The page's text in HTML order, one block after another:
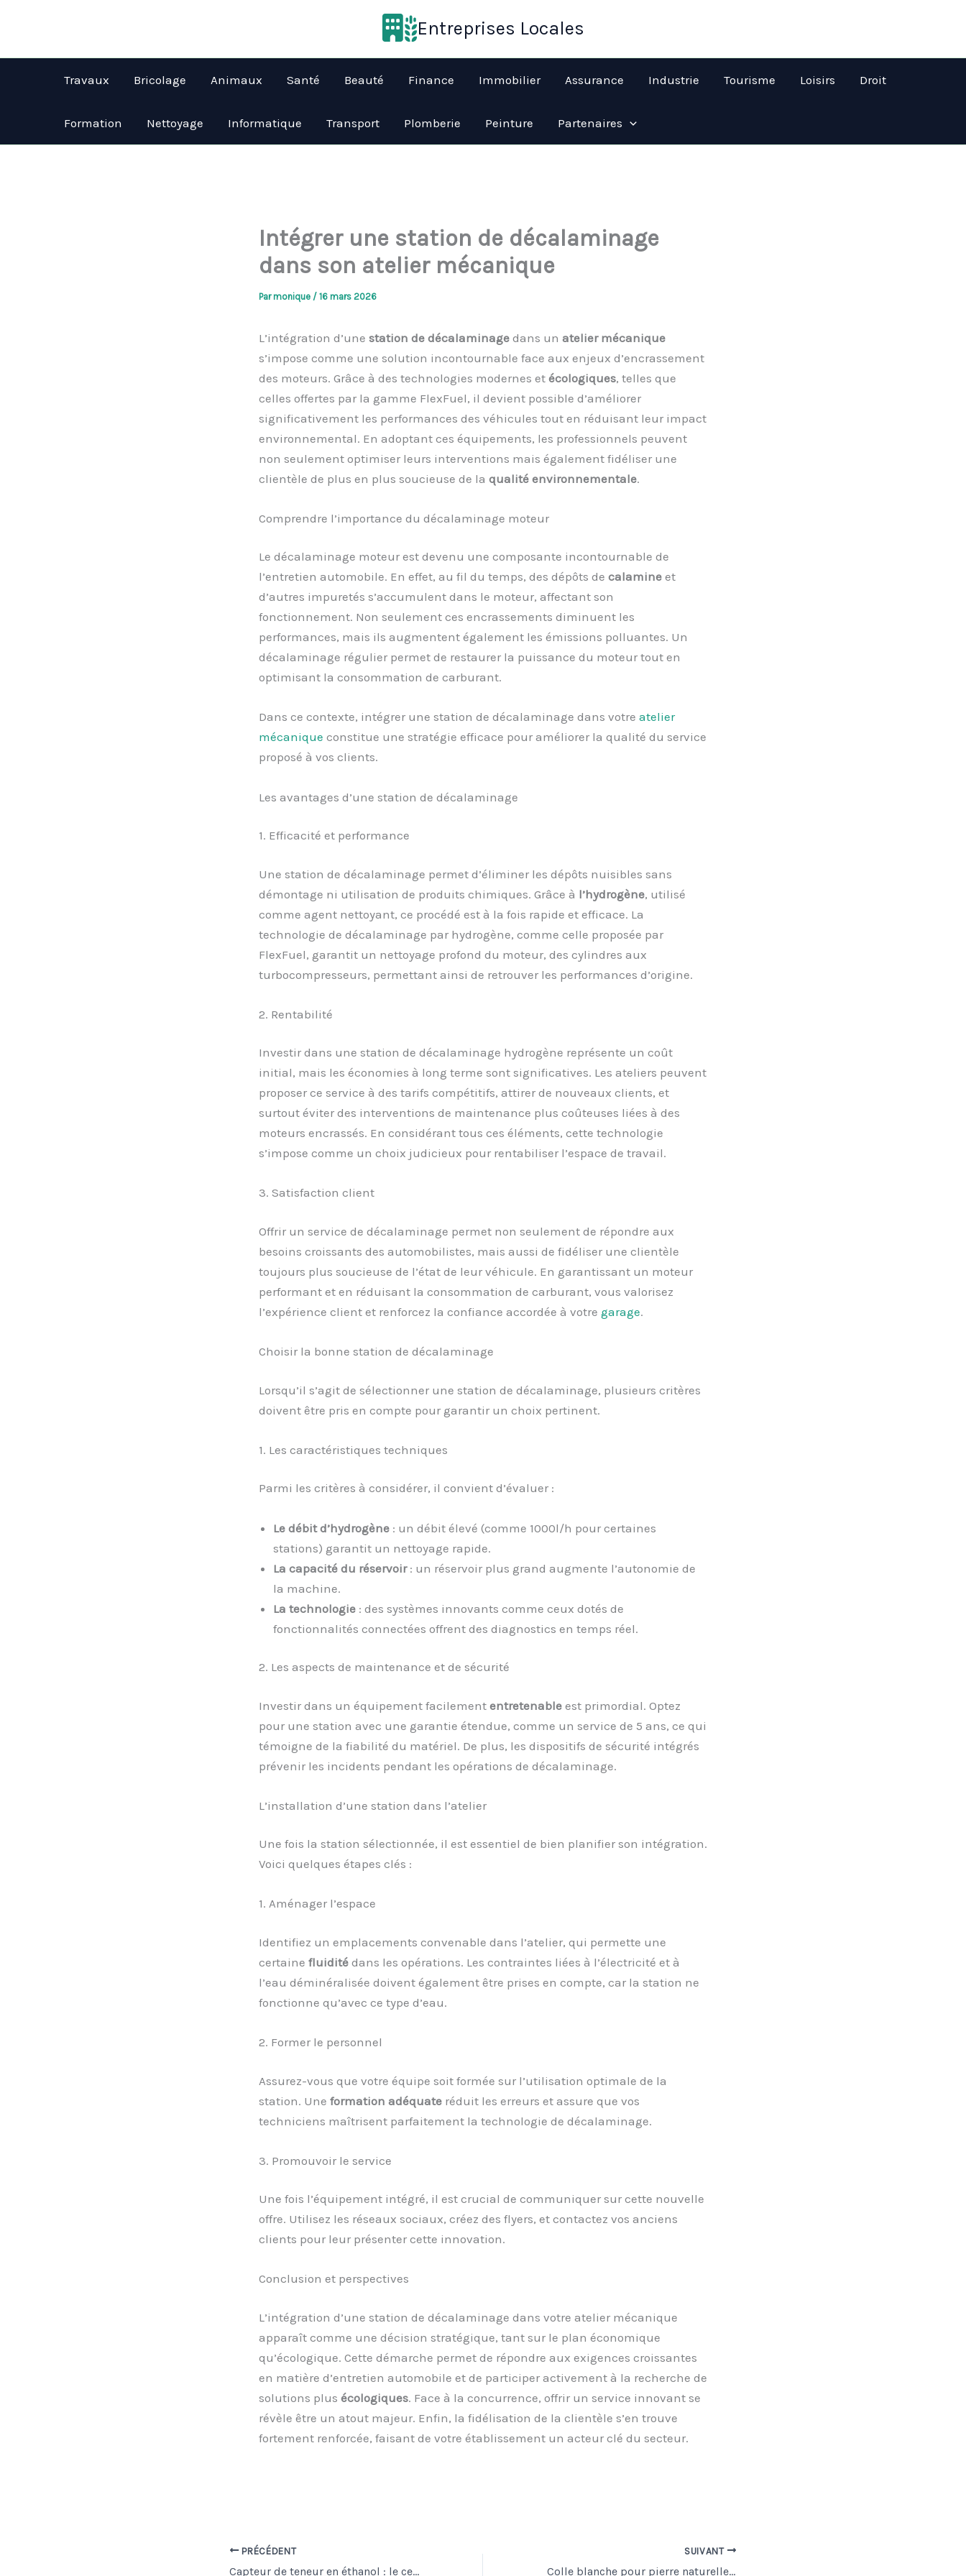
Entreprises Locales
Travaux Bricolage Animaux Santé Beauté Finance Immobilier Assurance Industrie Tourisme Loisirs Droit
Formation Nettoyage Informatique Transport Plomberie Peinture Partenaires
Intégrer une station de décalaminage
dans son atelier mécanique
Parmonique / 16 mars 2026
L’intégration d’une station de décalaminagedans un atelier mécanique
s’impose comme une solution incontournable face aux enjeux d’encrassement
des moteurs. Grâce à des technologies modernes et écologiques, telles que
celles offertes par la gamme FlexFuel, il devient possible d’améliorer
significativement les performances des véhicules tout en réduisant leur impact
environnemental. En adoptant ces équipements, les professionnels peuvent
non seulement optimiser leurs interventions mais également fidéliser une
clientèle de plus en plus soucieuse de la qualité environnementale.
Comprendre l’importance du décalaminage moteur
Le décalaminage moteur est devenu une composante incontournable de
l’entretien automobile. En effet, au fil du temps, des dépôts de calamineet
d’autres impuretés s’accumulent dans le moteur, affectant son
fonctionnement. Non seulement ces encrassements diminuent les
performances, mais ils augmentent également les émissions polluantes. Un
décalaminage régulier permet de restaurer la puissance du moteur tout en
optimisant la consommation de carburant.
Dans ce contexte, intégrer une station de décalaminage dans votre atelier
mécanique constitue une stratégie efficace pour améliorer la qualité du service
proposé à vos clients.
Les avantages d’une station de décalaminage
1. Efficacité et performance
Une station de décalaminage permet d’éliminer les dépôts nuisibles sans
démontage ni utilisation de produits chimiques. Grâce à l’hydrogène, utilisé
comme agent nettoyant, ce procédé est à la fois rapide et efficace. La
technologie de décalaminage par hydrogène, comme celle proposée par
FlexFuel, garantit un nettoyage profond du moteur, des cylindres aux
turbocompresseurs, permettant ainsi de retrouver les performances d’origine.
2. Rentabilité
Investir dans une station de décalaminage hydrogène représente un coût
initial, mais les économies à long terme sont significatives. Les ateliers peuvent
proposer ce service à des tarifs compétitifs, attirer de nouveaux clients, et
surtout éviter des interventions de maintenance plus coûteuses liées à des
moteurs encrassés. En considérant tous ces éléments, cette technologie
s’impose comme un choix judicieux pour rentabiliser l’espace de travail.
3. Satisfaction client
Offrir un service de décalaminage permet non seulement de répondre aux
besoins croissants des automobilistes, mais aussi de fidéliser une clientèle
toujours plus soucieuse de l’état de leur véhicule. En garantissant un moteur
performant et en réduisant la consommation de carburant, vous valorisez
l’expérience client et renforcez la confiance accordée à votre garage.
Choisir la bonne station de décalaminage
Lorsqu’il s’agit de sélectionner une station de décalaminage, plusieurs critères
doivent être pris en compte pour garantir un choix pertinent.
1. Les caractéristiques techniques
Parmi les critères à considérer, il convient d’évaluer :
Le débit d’hydrogène: un débit élevé (comme 1000l/h pour certaines
stations) garantit un nettoyage rapide.
La capacité du réservoir: un réservoir plus grand augmente l’autonomie de
la machine.
La technologie: des systèmes innovants comme ceux dotés de
fonctionnalités connectées offrent des diagnostics en temps réel.
2. Les aspects de maintenance et de sécurité
Investir dans un équipement facilement entretenableest primordial. Optez
pour une station avec une garantie étendue, comme un service de 5 ans, ce qui
témoigne de la fiabilité du matériel. De plus, les dispositifs de sécurité intégrés
prévenir les incidents pendant les opérations de décalaminage.
L’installation d’une station dans l’atelier
Une fois la station sélectionnée, il est essentiel de bien planifier son intégration.
Voici quelques étapes clés :
1. Aménager l’espace
Identifiez un emplacements convenable dans l’atelier, qui permette une
certaine fluiditédans les opérations. Les contraintes liées à l’électricité et à
l’eau déminéralisée doivent également être prises en compte, car la station ne
fonctionne qu’avec ce type d’eau.
2. Former le personnel
Assurez-vous que votre équipe soit formée sur l’utilisation optimale de la
station. Une formation adéquateréduit les erreurs et assure que vos
techniciens maîtrisent parfaitement la technologie de décalaminage.
3. Promouvoir le service
Une fois l’équipement intégré, il est crucial de communiquer sur cette nouvelle
offre. Utilisez les réseaux sociaux, créez des flyers, et contactez vos anciens
clients pour leur présenter cette innovation.
Conclusion et perspectives
L’intégration d’une station de décalaminage dans votre atelier mécanique
apparaît comme une décision stratégique, tant sur le plan économique
qu’écologique. Cette démarche permet de répondre aux exigences croissantes
en matière d’entretien automobile et de participer activement à la recherche de
solutions plus écologiques. Face à la concurrence, offrir un service innovant se
révèle être un atout majeur. Enfin, la fidélisation de la clientèle s’en trouve
fortement renforcée, faisant de votre établissement un acteur clé du secteur.
PRÉCÉDENT
Capteur de teneur en éthanol : le cerveau de la conversion Flexfuel
SUIVANT
Colle blanche pour pierre naturelle : éviter les taches